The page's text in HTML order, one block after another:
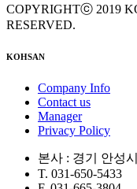
COPYRIGHTⓒ 2019
RESERVED.
KOHSAN
Company Info
Contact us
Manager
Privacy Policy
본사 : 경기 안성
T. 031-650-5433